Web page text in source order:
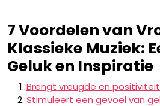
7 Voordelen van
Klassieke Muziek:
Geluk en Inspiratie
Brengt vreugde en
Stimuleert een gevoel van